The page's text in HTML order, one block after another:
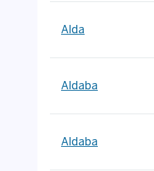
Alda
Aldaba
Aldaba